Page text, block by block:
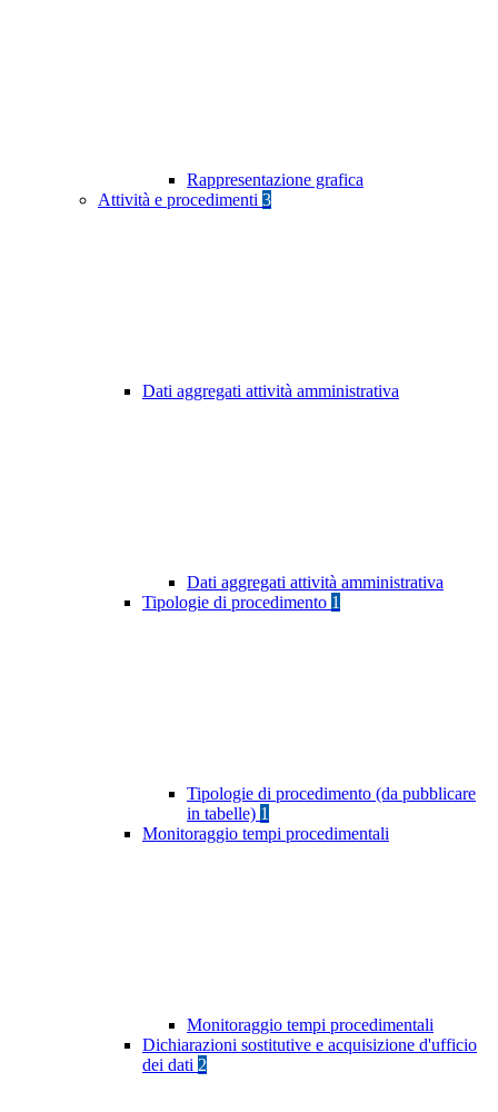
Rappresentazione grafica
Attività e procedimenti 3
Dati aggregati attività amministrativa
Dati aggregati attività amministrativa
Tipologie di procedimento 1
Tipologie di procedimento (da pubblicare
in tabelle) 1
Monitoraggio tempi procedimentali
Monitoraggio tempi procedimentali
Dichiarazioni sostitutive e acquisizione d'ufficio
dei dati 2